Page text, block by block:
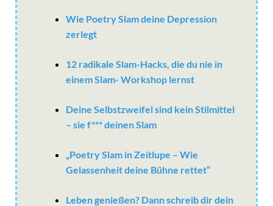
Wie Poetry Slam deine Depression
zerlegt
12 radikale Slam-Hacks, die du nie in
einem Slam- Workshop lernst
Deine Selbstzweifel sind kein Stilmittel
– sie f*** deinen Slam
„Poetry Slam in Zeitlupe – Wie
Gelassenheit deine Bühne rettet“
Leben genießen? Dann schreib dir dein